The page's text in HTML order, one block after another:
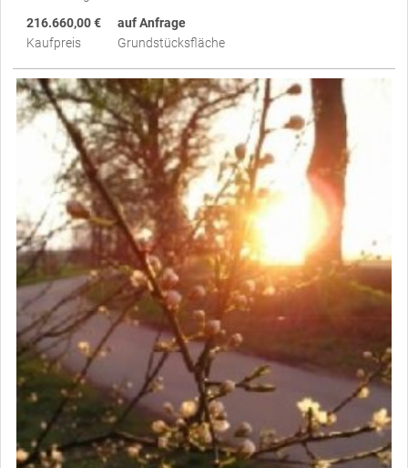
216.660,00 €
Kaufpreis
auf Anfrage
Grundstücksfläche